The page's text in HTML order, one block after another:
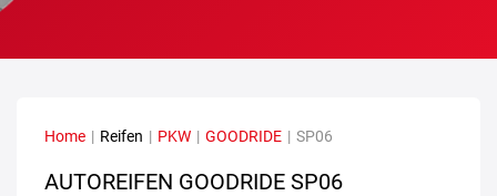
Home | Reifen | PKW | GOODRIDE | SP06
AUTOREIFEN GOODRIDE SP06